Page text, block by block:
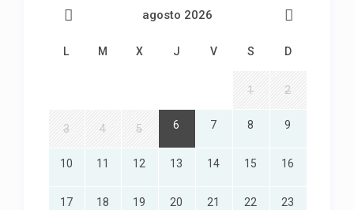
agosto 2026
L M X J V S D
1 2
3 4 5 6 7 8 9
10 11 12 13 14 15 16
17 18 19 20 21 22 23